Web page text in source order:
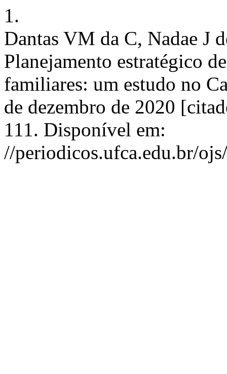
1.
Dantas VM da C, Nadae J
Planejamento estratégico
familiares: um estudo no
de dezembro de 2020
111. Disponível em:
//periodicos.ufca.edu.br/